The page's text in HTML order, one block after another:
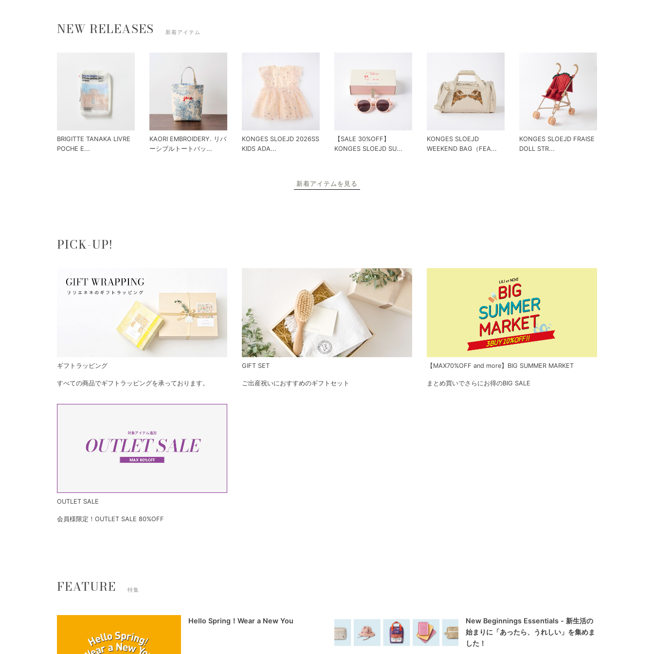
NEW RELEASES 新着アイテム
BRIGITTE TANAKA LIVRE
POCHE E...
KAORI EMBROIDERY. リバ
ーシブルトートバッ...
KONGES SLOEJD 2026SS
KIDS ADA...
【SALE 30%OFF】
KONGES SLOEJD SU...
KONGES SLOEJD
WEEKEND BAG（FEA...
KONGES SLOEJD FRAISE
DOLL STR...
新着アイテムを見る
PICK-UP!
ギフトラッピング
すべての商品でギフトラッピングを承っております。
GIFT SET
ご出産祝いにおすすめのギフトセット
【MAX70%OFF and more】BIG SUMMER MARKET
まとめ買いでさらにお得のBIG SALE
OUTLET SALE
会員様限定！OUTLET SALE 80%OFF
FEATURE 特集
Hello Spring！Wear a New You
New Beginnings Essentials - 新生活の
始まりに「あったら、うれしい」を集めま
した！